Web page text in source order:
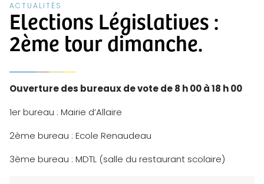
ACTUALITÉS
Elections Législatives :
2ème tour dimanche.
Ouverture des bureaux de vote de 8 h 00 à 18 h 00
1er bureau : Mairie d’Allaire
2ème bureau : Ecole Renaudeau
3ème bureau : MDTL (salle du restaurant scolaire)